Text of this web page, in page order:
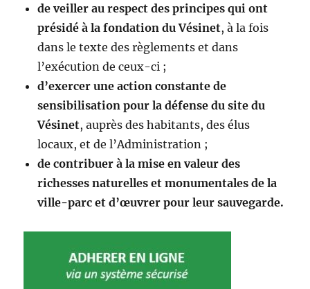
de veiller au respect des principes qui ont
présidé à la fondation du Vésinet, à la fois
dans le texte des règlements et dans
l’exécution de ceux-ci ;
d’exercer une action constante de
sensibilisation pour la défense du site du
Vésinet, auprès des habitants, des élus
locaux, et de l’Administration ;
de contribuer à la mise en valeur des
richesses naturelles et monumentales de la
ville-parc et d’œuvrer pour leur sauvegarde.